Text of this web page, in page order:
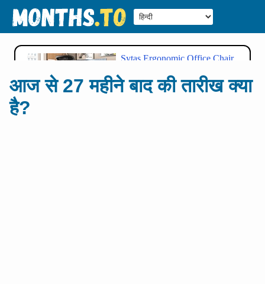
आज से 27 महीने बाद की तारीख क्या
है?